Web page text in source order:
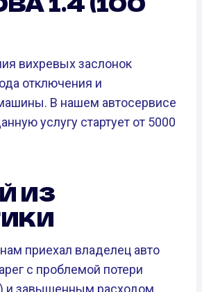
вихревых заслонок
отключения и
В нашем автосервисе
услугу стартует от 5000
ИЗ
приехал владелец авто
с проблемой потери
и завышенным расходом